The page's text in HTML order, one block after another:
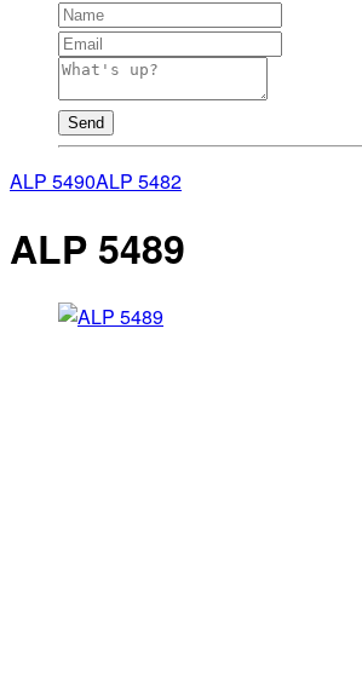
Send
ALP 5490ALP 5482
ALP 5489